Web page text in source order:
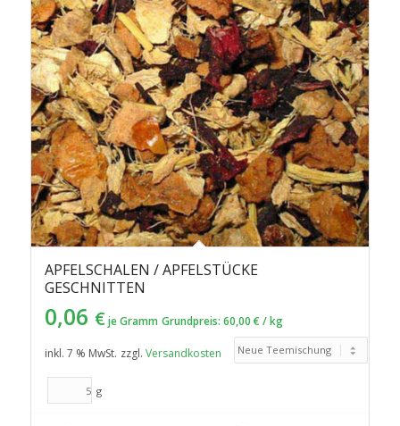
Reihenfolge
zu
sortieren
APFELSCHALEN / APFELSTÜCKE
GESCHNITTEN
0,06 € je Gramm Grundpreis: 60,00 € /kg
inkl. 7 % MwSt. zzgl. Versandkosten
g